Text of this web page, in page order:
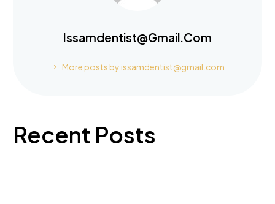
Issamdentist@gmail.com
More posts by issamdentist@gmail.com
Recent Posts